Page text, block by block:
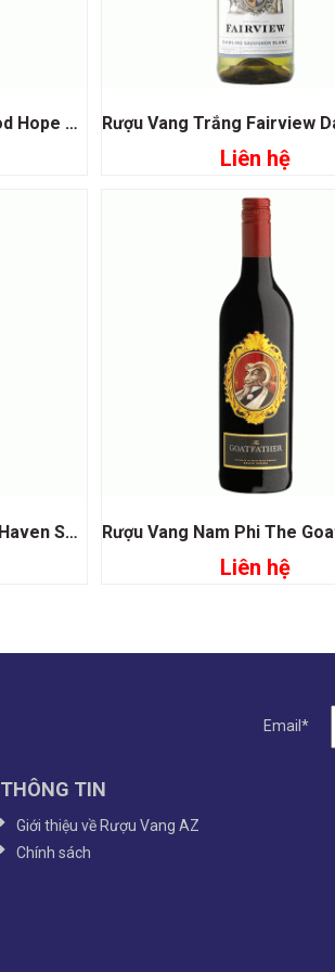
Rượu Vang Đỏ Cape Of Good Hope Riebeeksivier Western Slopes
Đọc tiếp
Liên hệ
Rượu Vang Đỏ Glen Carlou Haven Shiraz
Đọc tiếp
Liên hệ
Email*
THÔNG TIN
Giới thiệu về Rượu Vang AZ
Chính sách